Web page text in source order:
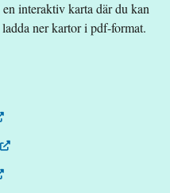
interaktiv karta där du kan
ner kartor i pdf-format.